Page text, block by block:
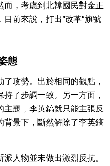
而，考慮到北韓國民對金正
前來說，打出“改革”旗號
態
攻勢。出於相同的觀點，
了步調一致。另一方面，
主題，李英鎬就只能主張反
背景下，斷然解除了李英鎬
人物並未做出激烈反抗。